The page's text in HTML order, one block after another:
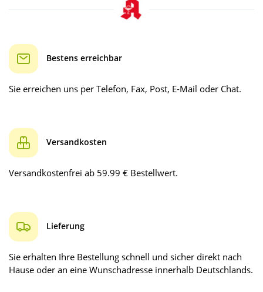
Bestens erreichbar
Sie erreichen uns per Telefon, Fax, Post, E-Mail oder Chat.
Versandkosten
Versandkostenfrei ab 59.99 € Bestellwert.
Lieferung
Sie erhalten Ihre Bestellung schnell und sicher direkt nach
Hause oder an eine Wunschadresse innerhalb Deutschlands.